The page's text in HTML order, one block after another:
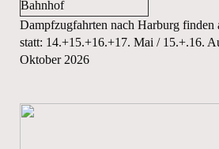
Bahnhof
Dampfzugfahrten nach Harburg finden
statt: 14.+15.+16.+17. Mai / 15.+.16.
Oktober 2026